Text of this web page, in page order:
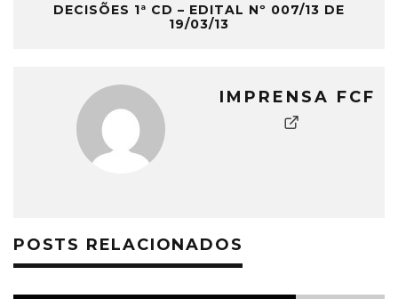
DECISÕES 1ª CD – EDITAL Nº 007/13 DE
19/03/13
IMPRENSA FCF
POSTS RELACIONADOS